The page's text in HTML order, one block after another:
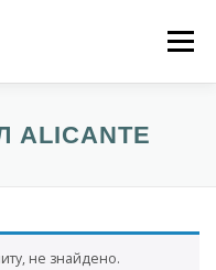
Меню
КОШИК
ALICANTE
не знайдено.